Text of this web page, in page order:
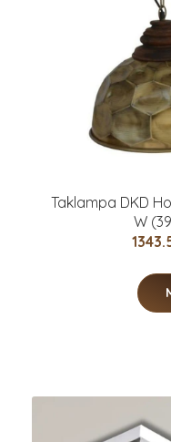
Taklampa DKD
W